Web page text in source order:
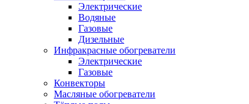
Электрические
Водяные
Газовые
Дизельные
Инфракрасные обогреватели
Электрические
Газовые
Конвекторы
Масляные обогреватели